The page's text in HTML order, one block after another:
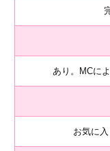
あり。MCに
お気に